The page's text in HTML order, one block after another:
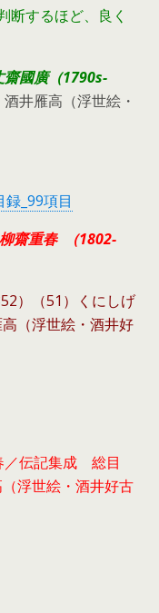
断するほど、良く
國廣（1790s-
雁高（浮世絵・
_99項目
柳齋重春
（1802-
）（51）くにしげ
（浮世絵・酒井好
／伝記集成 総目
浮世絵・酒井好古